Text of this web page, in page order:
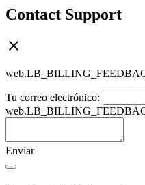
Contact Support
Tu correo electrónico:
Enviar